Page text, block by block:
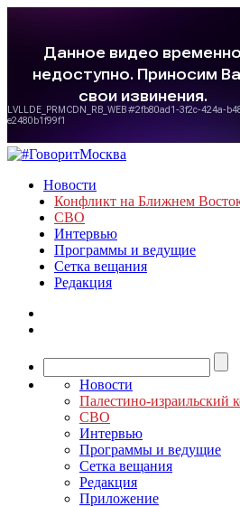
Новости
Конфликт на Ближнем
СВО
Интервью
Программы и ведущие
Сетка вещания
Редакция
Новости
Палестино-израильский
СВО
Интервью
Программы и ведущие
Сетка вещания
Редакция
Приложение